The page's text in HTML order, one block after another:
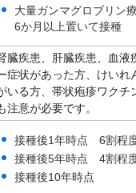
大量ガンマグロブリン
6か月以上置いて接種
臓疾患、肝臓疾患、血液
症状があった方、けい
いる方、帯状疱疹ワク
意が必要です。
接種後1年時点 6割程
接種後5年時点 4割程
接種後10年時点